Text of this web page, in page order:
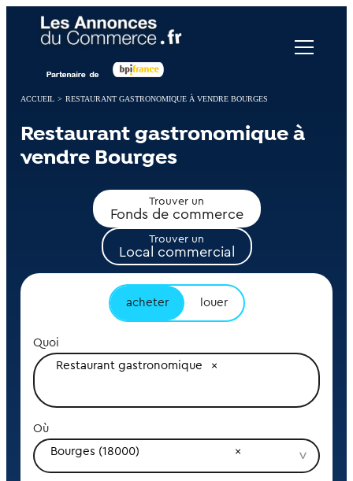
ACCUEIL > RESTAURANT GASTRONOMIQUE À VENDRE BOURGES
Restaurant gastronomique à
vendre Bourges
Trouver un
Fonds de commerce
Trouver un
Local commercial
acheter louer
Quoi
Restaurant gastronomique
Où
Bourges (18000)
Panneau de gestion des cookies